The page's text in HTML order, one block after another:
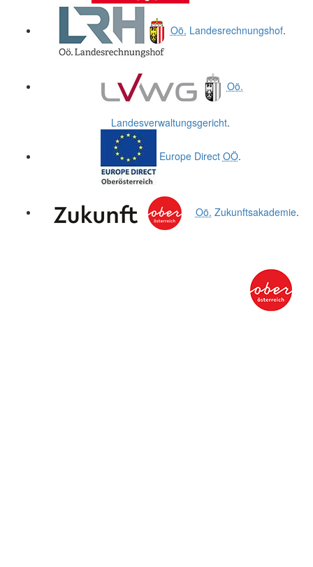
Oö. Landesrechnungshof.
Oö.
Landesverwaltungsgericht.
Europe Direct OÖ.
Oö. Zukunftsakademie.